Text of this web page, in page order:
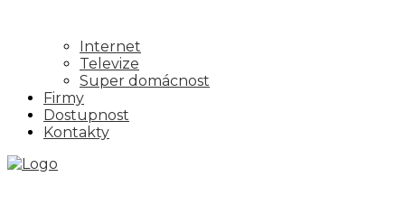
Internet
Televize
Super domácnost
Firmy
Dostupnost
Kontakty